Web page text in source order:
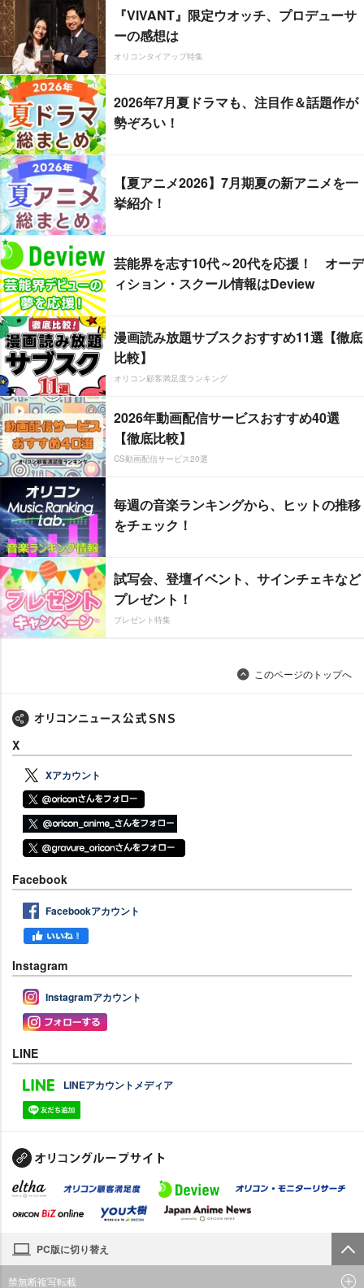
『VIVANT』限定ウオッチ、プロデューサ
ーの感想は
オリコンタイアップ特集
2026年7月夏ドラマも、注目作＆話題作が
勢ぞろい！
【夏アニメ2026】7月期夏の新アニメを一
挙紹介！
芸能界を志す10代～20代を応援！ オーデ
ィション・スクール情報はDeview
漫画読み放題サブスクおすすめ11選【徹底
比較】
オリコン顧客満足度ランキング
2026年動画配信サービスおすすめ40選
【徹底比較】
CS動画配信サービス20選
毎週の音楽ランキングから、ヒットの推移
をチェック！
試写会、登壇イベント、サインチェキなど
プレゼント！
プレゼント特集
このページのトップへ
X
Xアカウント
Facebook
Facebookアカウント
Instagram
Instagramアカウント
LINE
LINEアカウントメディア
PC版に切り替え
禁無断複写転載